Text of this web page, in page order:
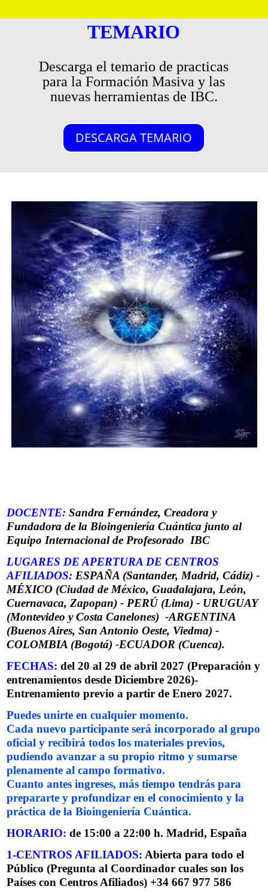
TEMARIO
Descarga el temario de practicas
para la Formación Masiva y las
nuevas herramientas de IBC.
DESCARGA TEMARIO
DOCENTE: Sandra Fernández, Creadora y
Fundadora de la Bioingeniería Cuántica junto al
Equipo Internacional de Profesorado IBC
LUGARES DE APERTURA DE CENTROS
AFILIADOS: ESPAÑA (Santander, Madrid, Cádiz) -
MÉXICO (Ciudad de México, Guadalajara, León,
Cuernavaca, Zapopan) - PERÚ (Lima) - URUGUAY
(Montevideo y Costa Canelones) -ARGENTINA
(Buenos Aires, San Antonio Oeste, Viedma) -
COLOMBIA (Bogotá) -ECUADOR (Cuenca).
FECHAS: del 20 al 29 de abril 2027 (Preparación y
entrenamientos desde Diciembre 2026)-
Entrenamiento previo a partir de Enero 2027.
Puedes unirte en cualquier momento.
Cada nuevo participante será incorporado al grupo
oficial y recibirá todos los materiales previos,
pudiendo avanzar a su propio ritmo y sumarse
plenamente al campo formativo.
Cuanto antes ingreses, más tiempo tendrás para
prepararte y profundizar en el conocimiento y la
práctica de la Bioingeniería Cuántica.
HORARIO: de 15:00 a 22:00 h. Madrid, España
1-CENTROS AFILIADOS: Abierta para todo el
Público (Pregunta al Coordinador cuales son los
Países con Centros Afiliados) +34 667 977 586